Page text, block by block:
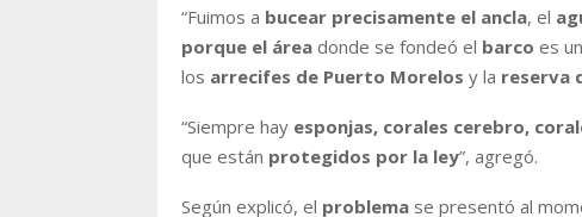
“Fuimos a bucear precisamente el ancla, el
porque el área donde se fondeó el barco es
los arrecifes de Puerto Morelos y la reserva
“Siempre hay esponjas, corales cerebro,
que están protegidos por la ley”, agregó.
Según explicó, el problema se presentó al